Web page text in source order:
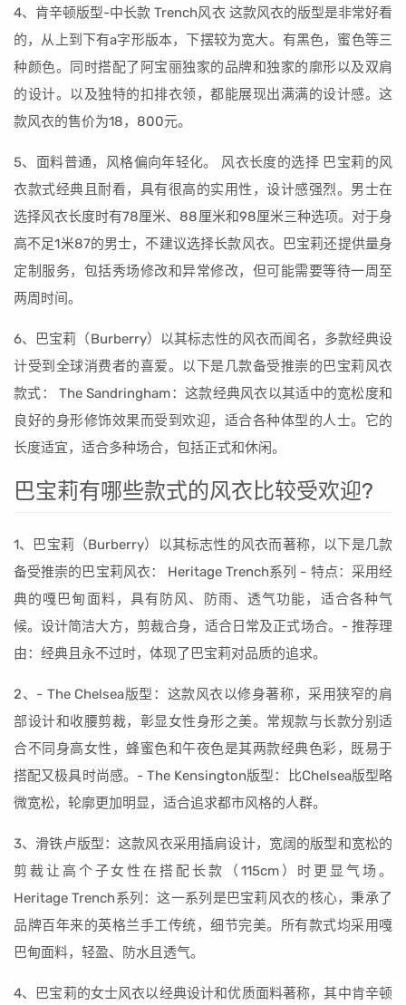
4、肯辛顿版型-中长款 Trench风衣 这款风衣的版型是非常好看
的，从上到下有a字形版本，下摆较为宽大。有黑色，蜜色等三
种颜色。同时搭配了阿宝丽独家的品牌和独家的廓形以及双肩
的设计。以及独特的扣排衣领，都能展现出满满的设计感。这
款风衣的售价为18，800元。
5、面料普通，风格偏向年轻化。 风衣长度的选择 巴宝莉的风
衣款式经典且耐看，具有很高的实用性，设计感强烈。男士在
选择风衣长度时有78厘米、88厘米和98厘米三种选项。对于身
高不足1米87的男士，不建议选择长款风衣。巴宝莉还提供量身
定制服务，包括秀场修改和异常修改，但可能需要等待一周至
两周时间。
6、巴宝莉（Burberry）以其标志性的风衣而闻名，多款经典设
计受到全球消费者的喜爱。以下是几款备受推崇的巴宝莉风衣
款式： The Sandringham：这款经典风衣以其适中的宽松度和
良好的身形修饰效果而受到欢迎，适合各种体型的人士。它的
长度适宜，适合多种场合，包括正式和休闲。
巴宝莉有哪些款式的风衣比较受欢迎?
1、巴宝莉（Burberry）以其标志性的风衣而著称，以下是几款
备受推崇的巴宝莉风衣： Heritage Trench系列 - 特点：采用经
典的嘎巴甸面料，具有防风、防雨、透气功能，适合各种气
候。设计简洁大方，剪裁合身，适合日常及正式场合。- 推荐理
由：经典且永不过时，体现了巴宝莉对品质的追求。
2、- The Chelsea版型：这款风衣以修身著称，采用狭窄的肩
部设计和收腰剪裁，彰显女性身形之美。常规款与长款分别适
合不同身高女性，蜂蜜色和午夜色是其两款经典色彩，既易于
搭配又极具时尚感。- The Kensington版型：比Chelsea版型略
微宽松，轮廓更加明显，适合追求都市风格的人群。
3、滑铁卢版型：这款风衣采用插肩设计，宽阔的版型和宽松的
剪裁让高个子女性在搭配长款（115cm）时更显气场。
Heritage Trench系列：这一系列是巴宝莉风衣的核心，秉承了
品牌百年来的英格兰手工传统，细节完美。所有款式均采用嘎
巴甸面料，轻盈、防水且透气。
4、巴宝莉的女士风衣以经典设计和优质面料著称，其中肯辛顿